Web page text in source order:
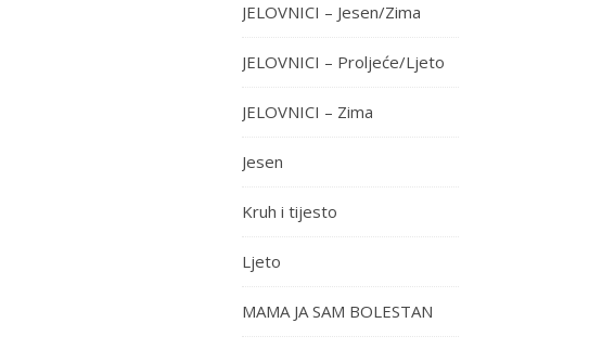
JELOVNICI – Jesen/Zima
JELOVNICI – Proljeće/Ljeto
JELOVNICI – Zima
Jesen
Kruh i tijesto
Ljeto
MAMA JA SAM BOLESTAN